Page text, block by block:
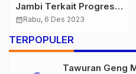
Jambi Terkait Progres
Pembangunan Jalan Tol
Tempino
calendar_monthRabu, 6 Des 2023
TERPOPULER
Tawuran Geng